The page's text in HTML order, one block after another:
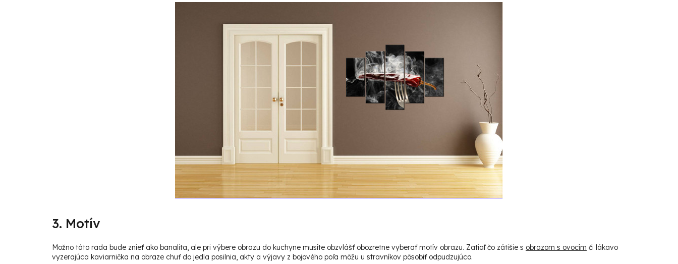
3. Motív
Možno táto rada bude znieť ako banalita, ale pri výbere obrazu do kuchyne musíte obzvlášť obozretne vyberať motív obrazu. Zatiaľ čo zátišie s obrazom s ovocím či lákavo
vyzerajúca kaviarnička na obraze chuť do jedla posilnia, akty a výjavy z bojového poľa môžu u stravníkov pôsobiť odpudzujúco.